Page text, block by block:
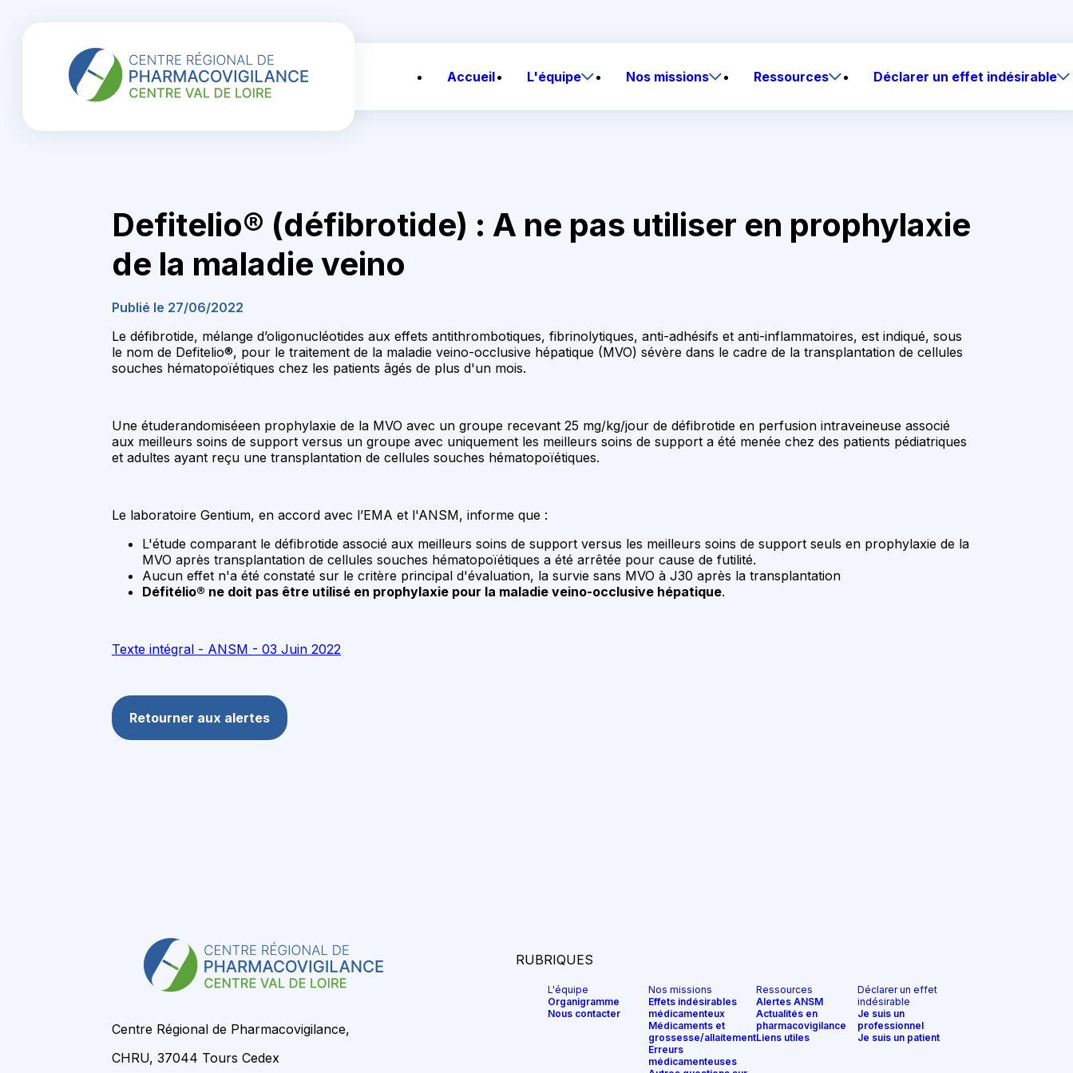
Accueil L'équipe Nos missions Ressources Déclarer un effet indésirable
Defitelio® (défibrotide) : A ne pas utiliser en prophylaxie
de la maladie veino
Publié le 27/06/2022
Le défibrotide, mélange d’oligonucléotides aux effets antithrombotiques, fibrinolytiques, anti-adhésifs et anti-inflammatoires, est indiqué, sous
le nom de Defitelio®, pour le traitement de la maladie veino-occlusive hépatique (MVO) sévère dans le cadre de la transplantation de cellules
souches hématopoïétiques chez les patients âgés de plus d'un mois.
Une étuderandomiséeen prophylaxie de la MVO avec un groupe recevant 25 mg/kg/jour de défibrotide en perfusion intraveineuse associé
aux meilleurs soins de support versus un groupe avec uniquement les meilleurs soins de support a été menée chez des patients pédiatriques
et adultes ayant reçu une transplantation de cellules souches hématopoïétiques.
Le laboratoire Gentium, en accord avec l’EMA et l'ANSM, informe que :
L'étude comparant le défibrotide associé aux meilleurs soins de support versus les meilleurs soins de support seuls en prophylaxie de la
MVO après transplantation de cellules souches hématopoïétiques a été arrêtée pour cause de futilité.
Aucun effet n'a été constaté sur le critère principal d'évaluation, la survie sans MVO à J30 après la transplantation
Défitélio® ne doit pas être utilisé en prophylaxie pour la maladie veino-occlusive hépatique.
Texte intégral - ANSM - 03 Juin 2022
Retourner aux alertes
Centre Régional de Pharmacovigilance,
CHRU, 37044 Tours Cedex
RUBRIQUES
L'équipe
Organigramme
Nous contacter
Nos missions
Effets indésirables
médicamenteux
Médicaments et
grossesse/allaitement
Erreurs
médicamenteuses
Ressources
Alertes ANSM
Actualités en
pharmacovigilance
Liens utiles
Déclarer un effet
indésirable
Je suis un
professionnel
Je suis un patient